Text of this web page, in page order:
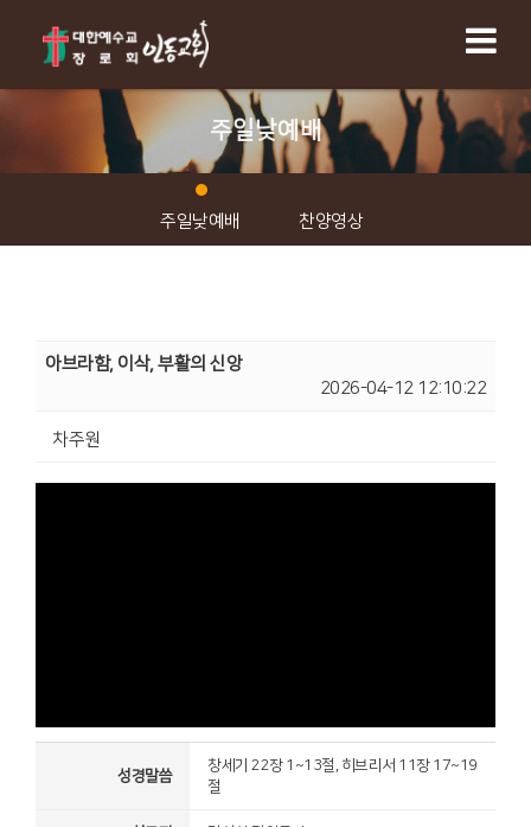
주일낮예배
주일낮예배 찬양영상
아브라함, 이삭, 부활의 신앙
2026-04-12 12:10:22
차주원
성경말씀
창세기 22장 1~13절, 히브리서 11장 17~19
절